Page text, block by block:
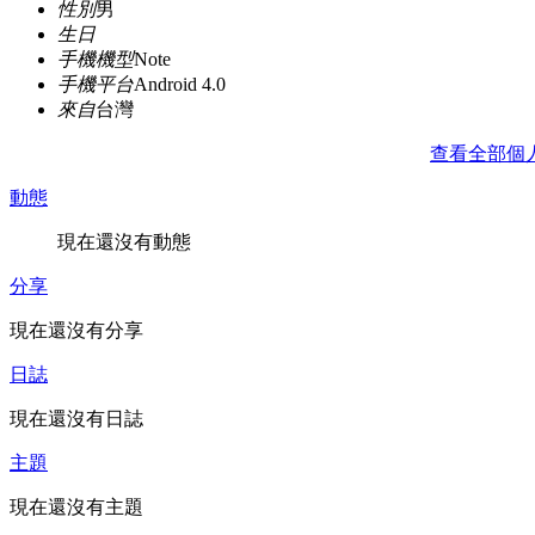
性別男
生日
手機機型Note
手機平台Android 4.0
來自台灣
查看全部個
動態
現在還沒有動態
分享
現在還沒有分享
日誌
現在還沒有日誌
主題
現在還沒有主題